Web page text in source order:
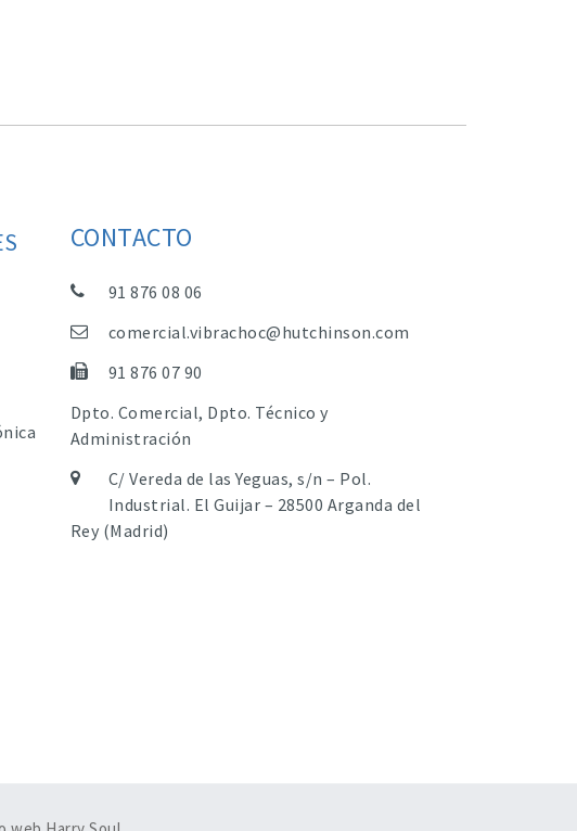
CONTACTO
91 876 08 06
comercial.vibrachoc@hutchinson.com
91 876 07 90
Dpto. Comercial, Dpto. Técnico y
Administración
C/ Vereda de las Yeguas, s/n – Pol.
Industrial. El Guijar – 28500 Arganda del
Rey (Madrid)